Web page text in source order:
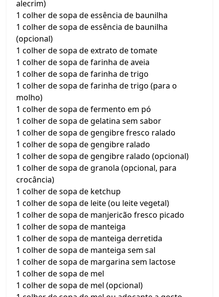
alecrim)
1 colher de sopa de essência de baunilha
1 colher de sopa de essência de baunilha
(opcional)
1 colher de sopa de extrato de tomate
1 colher de sopa de farinha de aveia
1 colher de sopa de farinha de trigo
1 colher de sopa de farinha de trigo (para o
molho)
1 colher de sopa de fermento em pó
1 colher de sopa de gelatina sem sabor
1 colher de sopa de gengibre fresco ralado
1 colher de sopa de gengibre ralado
1 colher de sopa de gengibre ralado (opcional)
1 colher de sopa de granola (opcional, para
crocância)
1 colher de sopa de ketchup
1 colher de sopa de leite (ou leite vegetal)
1 colher de sopa de manjericão fresco picado
1 colher de sopa de manteiga
1 colher de sopa de manteiga derretida
1 colher de sopa de manteiga sem sal
1 colher de sopa de margarina sem lactose
1 colher de sopa de mel
1 colher de sopa de mel (opcional)